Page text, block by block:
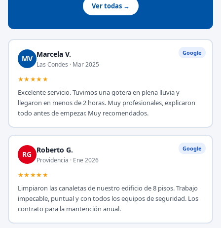
Ver todas →
Google
MV Marcela V.
Las Condes · Mar 2025
★★★★★
Excelente servicio. Tuvimos una gotera en plena lluvia y
llegaron en menos de 2 horas. Muy profesionales, explicaron
todo antes de empezar. Muy recomendados.
Google
RG Roberto G.
Providencia · Ene 2026
★★★★★
Limpiaron las canaletas de nuestro edificio de 8 pisos. Trabajo
impecable, puntual y con todos los equipos de seguridad. Los
contrato para la mantención anual.